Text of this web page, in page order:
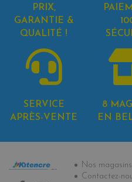
PRIX,
GARANTIE &
QUALITÉ !
SERVICE
APRÈS-VENTE
8
EN
Informations
Nos magasins
Contactez-